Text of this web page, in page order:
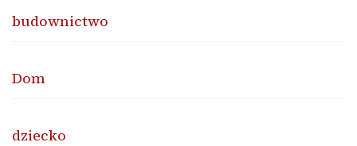
budownictwo
Dom
dziecko